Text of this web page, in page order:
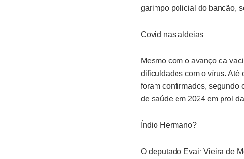
garimpo policial do bancão,
Covid nas aldeias
Mesmo com o avanço da
dificuldades com o vírus. Até
foram confirmados, segundo
de saúde em 2024 em prol
Índio Hermano?
O deputado Evair Vieira de